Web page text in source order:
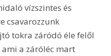
vízszintes és
csavarozzunk
tokra záródó éle felől
a záróléc mart